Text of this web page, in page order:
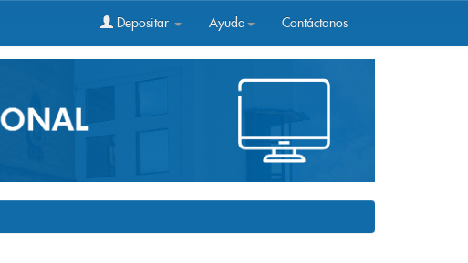
Depositar Ayuda Contáctanos